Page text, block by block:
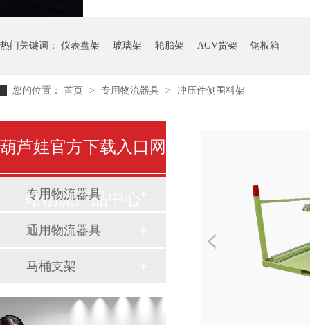
热门关键词： 仪表盘架 玻璃架 轮胎架 AGV货架 钢板箱
您的位置： 首页 > 专用物流器具 > 冲压件侧围料架
葫芦娃官方下载入口网
站物流产品中心
专用物流器具
通用物流器具
马桶支架